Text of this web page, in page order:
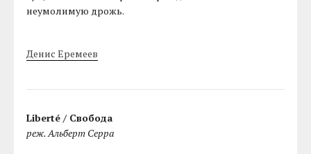
неумолимую дрожь.
Денис Еремеев
Liberté / Свобода
реж. Альберт Серра